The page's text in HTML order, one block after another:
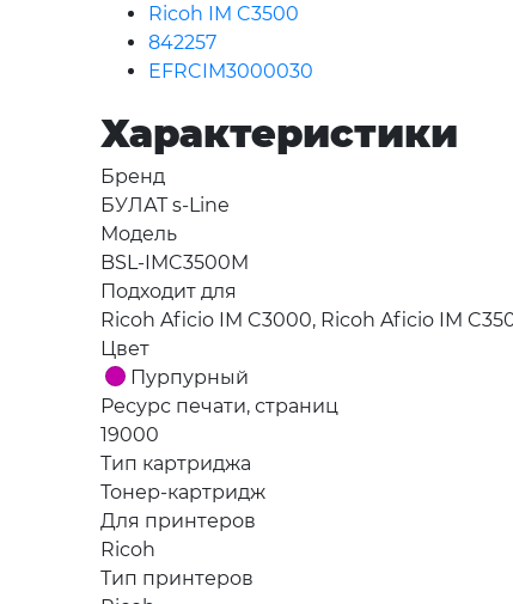
Ricoh IM C3500
842257
EFRCIM3000030
Характеристики
Бренд
БУЛАТ s-Line
Модель
BSL-IMC3500M
Подходит для
Ricoh Aficio IM C3000, Ricoh Aficio IM
Цвет
Пурпурный
Ресурс печати, страниц
19000
Тип картриджа
Тонер-картридж
Для принтеров
Ricoh
Тип принтеров